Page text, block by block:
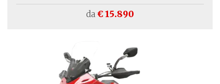
da€ 15.890